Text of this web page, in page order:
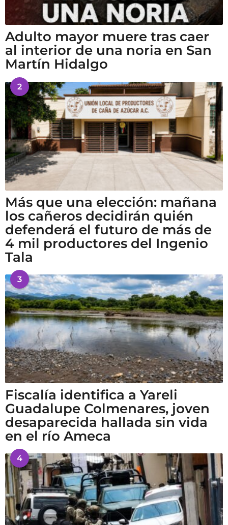
Adulto mayor muere tras caer
al interior de una noria en San
Martín Hidalgo
2
Más que una elección: mañana
los cañeros decidirán quién
defenderá el futuro de más de
4 mil productores del Ingenio
Tala
3
Fiscalía identifica a Yareli
Guadalupe Colmenares, joven
desaparecida hallada sin vida
en el río Ameca
4